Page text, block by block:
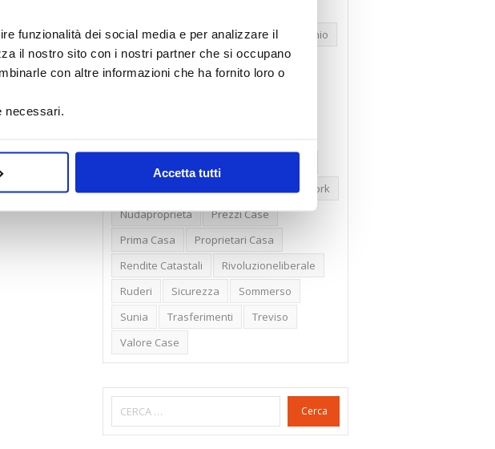
funzionalità dei social media e per analizzare il
il nostro sito con i nostri partner che si occupano
con altre informazioni che ha fornito loro o
necessari.
Accetta tutti
Compravendite Immobiliari
Condominio
Confcommercio
Confedilizia.EU
New York
Nudaproprietà
Prezzi Case
Prima Casa
Proprietari Casa
Rendite Catastali
Rivoluzioneliberale
Ruderi
Sicurezza
Sommerso
Sunia
Trasferimenti
Treviso
Valore Case
Cerca